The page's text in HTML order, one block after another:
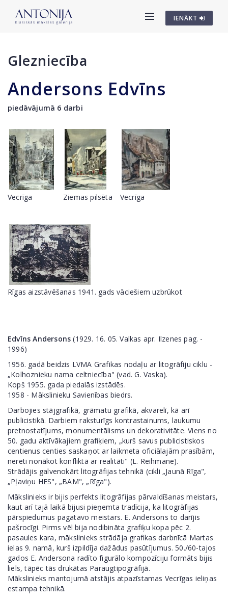
IENĀKT
Glezniecība
Andersons Edvīns
piedāvājumā 6 darbi
Vecrīga Ziemas pilsēta Vecrīga
Rīgas aizstāvēšanas 1941. gads vāciešiem uzbrūkot
Edvīns Andersons (1929. 16. 05. Valkas apr. Ilzenes pag. -
1996)
1956. gadā beidzis LVMA Grafikas nodaļu ar litogrāfiju ciklu -
„Kolhoznieku nama celtniecība" (vad. G. Vaska).
Kopš 1955. gada piedalās izstādēs.
1958 - Mākslinieku Savienības biedrs.
Darbojies stājgrafikā, grāmatu grafikā, akvarelī, kā arī
publicistikā. Darbiem raksturīgs kontrastainums, laukumu
pretnostatījums, monumentālisms un dekorativitāte. Viens no
50. gadu aktīvākajiem grafiķiem, „kurš savus publicistiskos
centienus centies saskaņot ar laikmeta oficiālajām prasībām,
nereti nonākot konfliktā ar realitāti" (L. Reihmane).
Strādājis galvenokārt litogrāfijas tehnikā (cikli „Jaunā Rīga",
„Pļaviņu HES", „BAM", „Rīga").
Mākslinieks ir bijis perfekts litogrāfijas pārvaldīšanas meistars,
kaut arī tajā laikā bijusi pieņemta tradīcija, ka litogrāfijas
pārspiedumus pagatavo meistars. E. Andersons to darījis
pašrocīgi. Pirms vēl bija nodibināta grafiķu kopa pēc 2.
pasaules kara, mākslinieks strādāja grafikas darbnīcā Martas
ielas 9. namā, kurš izpildīja dažādus pasūtījumus. 50./60-tajos
gados E. Andersona radīto figurālo kompozīciju formāts bijis
liels, tāpēc tās drukātas Paraugtipogrāfijā.
Mākslinieks mantojumā atstājis atpazīstamas Vecrīgas ieliņas
estampa tehnikā.